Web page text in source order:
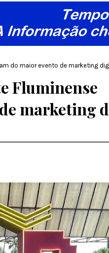
do maior evento de marketing
Fluminense
marketing